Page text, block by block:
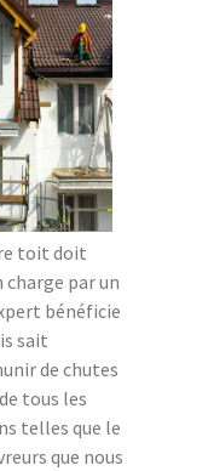
toit doit
par un
bénéficie
sait
de chutes
tous les
telles que le
que nous